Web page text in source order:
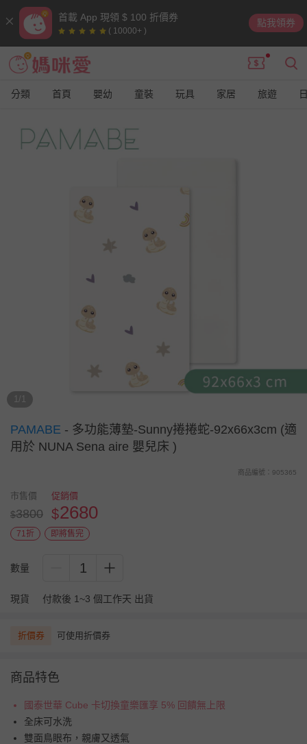
首載 App 現領 $ 100 折價券
( 10000+ )
點我領券
分類 首頁 嬰幼 童裝 玩具 家居 旅遊
1/1
PAMABE - 多功能薄墊-Sunny捲捲蛇-92x66x3cm (適
用於 NUNA Sena aire 嬰兒床 )
商品編號：905365
市售價
$3800
促銷價
$2680
71折 即將售完
數量 1
現貨 付款後 1~3 個工作天 出貨
折價券 可使用折價券
商品特色
國泰世華 Cube 卡切換童樂匯享 5% 回饋無上限
全床可水洗
雙面鳥眼布，親膚又透氣